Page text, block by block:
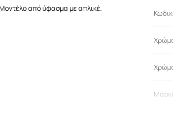
από ύφασμα με απλικέ.